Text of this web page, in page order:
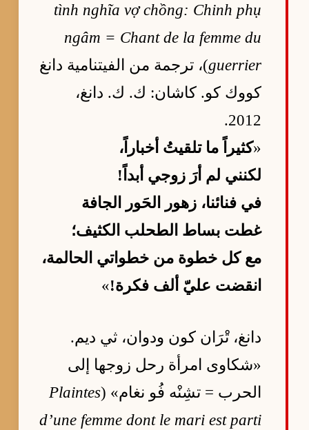
tình nghĩa vợ chồng: Chinh phụ
ngâm = Chant de la femme du
guerrier)، ترجمة من الفيتنامية دانغ
كووك كو. كاشان: ك. ك. دانغ،
2012.
«كثيراً ما تلقيتُ أخباراً،
لكنني لم أرَ زوجي أبداً!
في فنائنا، زهور الحَور الجافة
غطت بساط الطحلب الكثيف؛
مع كل خطوة من خطواتي الحالمة،
انقضت عليّ ألف فكرة!»
دانغ، تْرَان كون ودوان، ثي ديم.
«شكاوى امرأة رحل زوجها إلى
الحرب = تشِنْه فُو نغام» (Plaintes
d’une femme dont le mari est parti